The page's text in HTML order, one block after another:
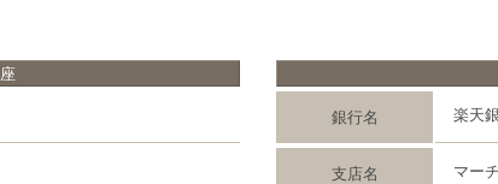
銀行名 楽天
支店名 マーチ